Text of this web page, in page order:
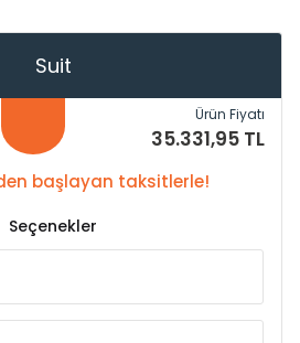
Suit
Ürün Fiyatı
35.331,95 TL
başlayan taksitlerle!
Seçenekler